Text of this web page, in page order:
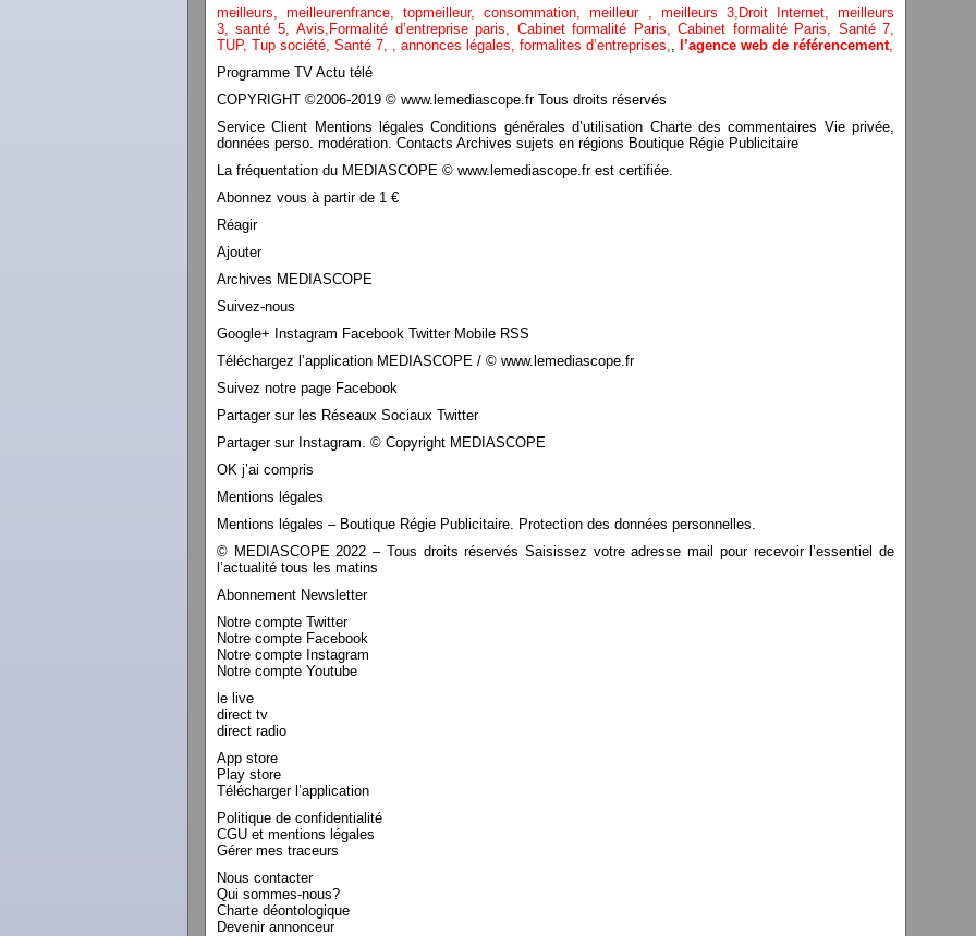
meilleurs ,meilleurenfrance,topmeilleur,consommation , meilleur , meilleurs 3, Droit Internet,meilleurs
3,
santé 5,Avis Formalité d’entreprise paris, Cabinet formalité Paris,Cabinet formalité Paris, Santé 7,
TUP, Tup société, Santé 7 annonces légales, formalites d’entreprises, l’agence web de référencement,
Programme TV Actu télé
COPYRIGHT ©2006-2019 © www.lemediascope.fr Tous droits réservés
Service Client Mentions légales Conditions générales d’utilisation Charte des commentaires Vie privée,
données perso. modération. Contacts Archives sujets en régions Boutique Régie Publicitaire
La fréquentation du MEDIASCOPE © www.lemediascope.fr est certifiée.
Abonnez vous à partir de 1 €
Réagir
Ajouter
Archives MEDIASCOPE
Suivez-nous
Google+ Instagram Facebook Twitter Mobile RSS
Téléchargez l’application MEDIASCOPE / © www.lemediascope.fr
Suivez notre page Facebook
Partager sur les Réseaux Sociaux Twitter
Partager sur Instagram. © Copyright MEDIASCOPE
OK j’ai compris
Mentions légales
Mentions légales – Boutique Régie Publicitaire. Protection des données personnelles.
© MEDIASCOPE 2022 – Tous droits réservés Saisissez votre adresse mail pour recevoir l’essentiel de
l’actualité tous les matins
Abonnement Newsletter
Notre compte Twitter
Notre compte Facebook
Notre compte Instagram
Notre compte Youtube
le live
direct tv
direct radio
App store
Play store
Télécharger l’application
Politique de confidentialité
CGU et mentions légales
Gérer mes traceurs
Nous contacter
Qui sommes-nous?
Charte déontologique
Devenir annonceur